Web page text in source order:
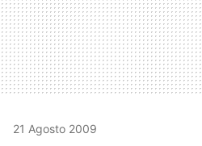
21 Agosto 2009